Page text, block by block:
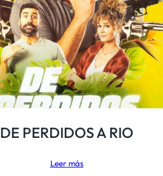
DE PERDIDOS A RIO
Leer más